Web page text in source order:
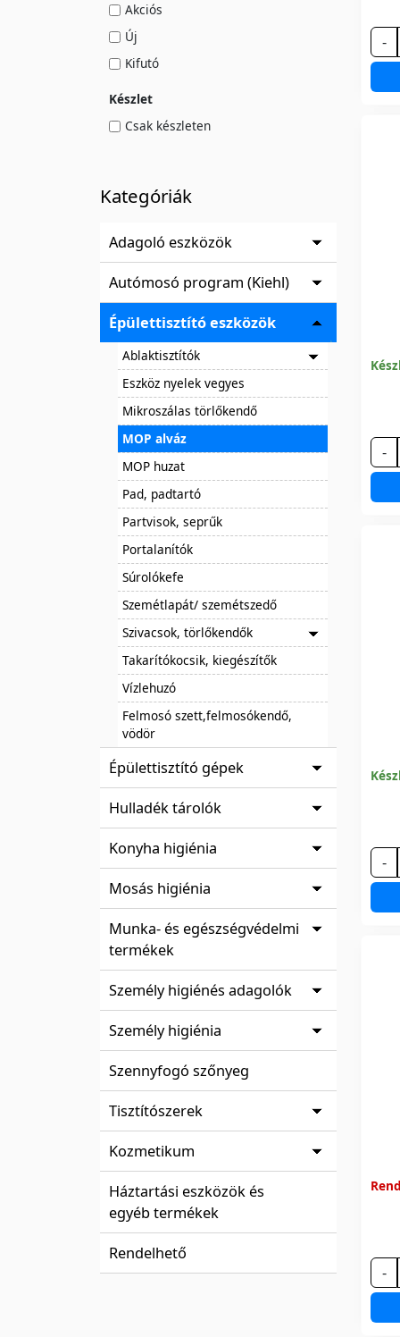
Akciós
Új
Kifutó
Készlet
Csak készleten
Kategóriák
Adagoló eszközök
Autómosó program (Kiehl)
Épülettisztító eszközök
Ablaktisztítók
Eszköz nyelek vegyes
Mikroszálas törlőkendő
MOP alváz
MOP huzat
Pad, padtartó
Partvisok, seprűk
Portalanítók
Súrolókefe
Szemétlapát/ szemétszedő
Szivacsok, törlőkendők
Takarítókocsik, kiegészítők
Vízlehuzó
Felmosó szett,felmosókendő,
vödör
Épülettisztító gépek
Hulladék tárolók
Konyha higiénia
Mosás higiénia
Munka- és egészségvédelmi
termékek
Személy higiénés adagolók
Személy higiénia
Szennyfogó szőnyeg
Tisztítószerek
Kozmetikum
Háztartási eszközök és
egyéb termékek
Rendelhető
-
-
-
-